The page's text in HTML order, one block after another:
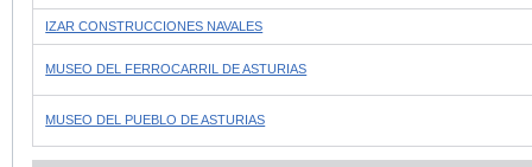
IZAR CONSTRUCCIONES NAVALES
MUSEO DEL FERROCARRIL DE ASTURIAS
MUSEO DEL PUEBLO DE ASTURIAS